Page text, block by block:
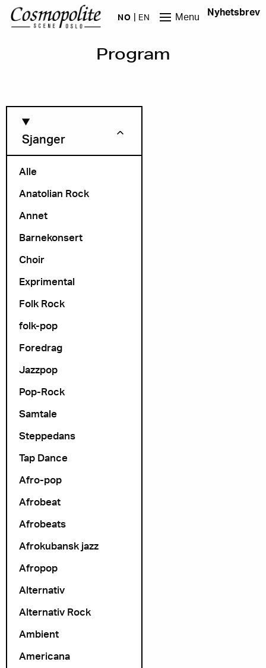
Hopp til hovedinnhold
NO EN Menu Nyhetsbrev
Program
Sjanger
Alle
Anatolian Rock
Annet
Barnekonsert
Choir
Exprimental
Folk Rock
folk-pop
Foredrag
Jazzpop
Pop-Rock
Samtale
Steppedans
Tap Dance
Afro-pop
Afrobeat
Afrobeats
Afrokubansk jazz
Afropop
Alternativ
Alternativ Rock
Ambient
Americana
Måned
Arrangør